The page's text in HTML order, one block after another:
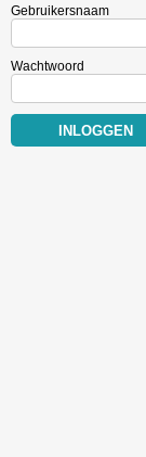
Gebruikersnaam
Wachtwoord